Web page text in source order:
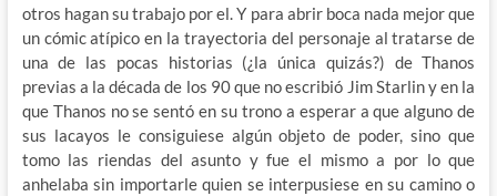
otros hagan su trabajo por el. Y para abrir boca nada mejor que
un cómic atípico en la trayectoria del personaje al tratarse de
una de las pocas historias (¿la única quizás?) de Thanos
previas a la década de los 90 que no escribió Jim Starlin y en la
que Thanos no se sentó en su trono a esperar a que alguno de
sus lacayos le consiguiese algún objeto de poder, sino que
tomo las riendas del asunto y fue el mismo a por lo que
anhelaba sin importarle quien se interpusiese en su camino o